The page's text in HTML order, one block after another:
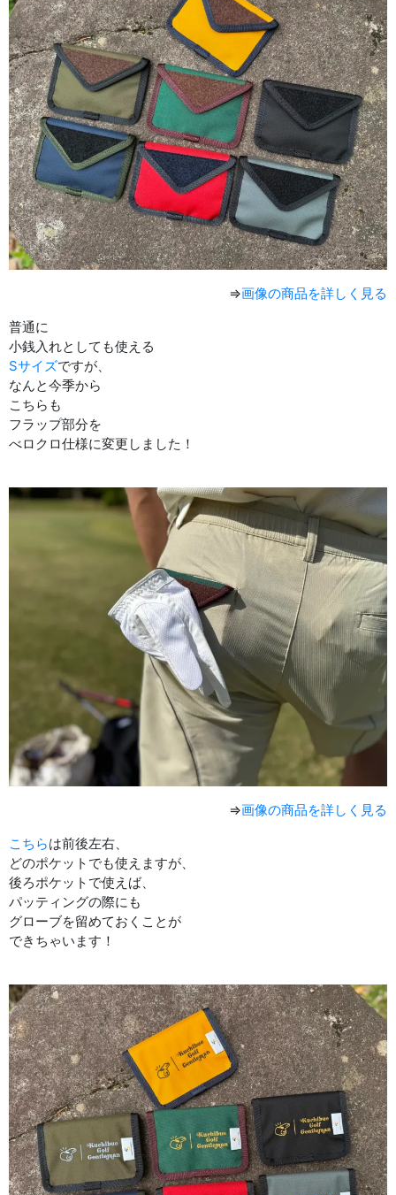
⇒画像の商品を詳しく見る
普通に
小銭入れとしても使える
Sサイズですが、
なんと今季から
こちらも
フラップ部分を
べロクロ仕様に変更しました！
⇒画像の商品を詳しく見る
こちらは前後左右、
どのポケットでも使えますが、
後ろポケットで使えば、
パッティングの際にも
グローブを留めておくことが
できちゃいます！